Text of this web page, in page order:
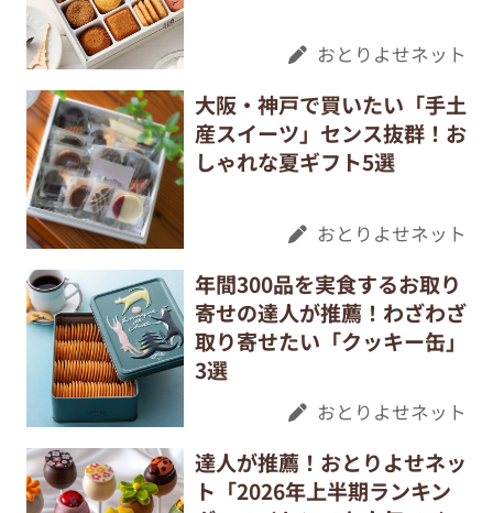
おとりよせネット
大阪・神戸で買いたい「手土
産スイーツ」センス抜群！お
しゃれな夏ギフト5選
おとりよせネット
年間300品を実食するお取り
寄せの達人が推薦！わざわざ
取り寄せたい「クッキー缶」
3選
おとりよせネット
達人が推薦！おとりよせネッ
ト「2026年上半期ランキン